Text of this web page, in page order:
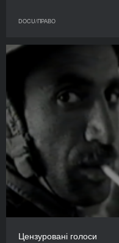
DOCU/ПРАВО
Цензуровані голоси